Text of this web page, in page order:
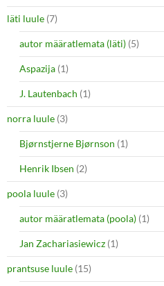
läti luule (7)
autor määratlemata (läti) (5)
Aspazija (1)
J. Lautenbach (1)
norra luule (3)
Bjørnstjerne Bjørnson (1)
Henrik Ibsen (2)
poola luule (3)
autor määratlemata (poola) (1)
Jan Zachariasiewicz (1)
prantsuse luule (15)